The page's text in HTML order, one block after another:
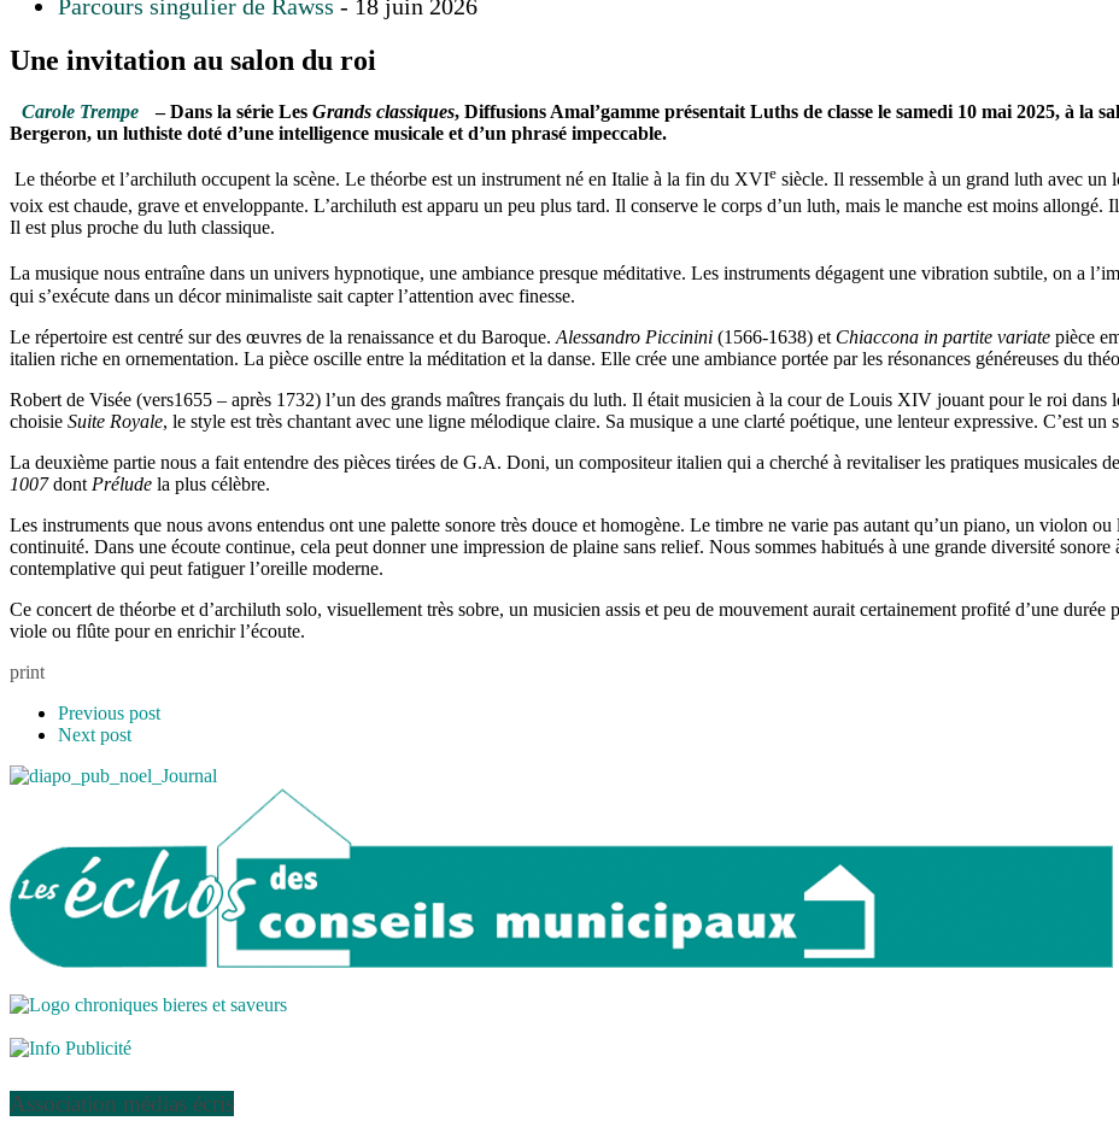
Parcours singulier de Rawss - 18 juin 2026
Une invitation au salon du roi
Carole Trempe –Dans la série Les Grands classiques, Diffusions Amal’gamme présentait Luths de classe le samedi 10 mai 2025, à la
Bergeron, un luthiste doté d’une intelligence musicale et d’un phrasé impeccable.
Le théorbe et l’archiluth occupent la scène. Le théorbe est un instrument né en Italie à la fin du XVIe siècle. Il ressemble à un grand luth avec un
voix est chaude, grave et enveloppante. L’archiluth est apparu un peu plus tard. Il conserve le corps d’un luth, mais le manche est moins
Il est plus proche du luth classique.
La musique nous entraîne dans un univers hypnotique, une ambiance presque méditative. Les instruments dégagent une vibration subtile, on a
qui s’exécute dans un décor minimaliste sait capter l’attention avec finesse.
Le répertoire est centré sur des œuvres de la renaissance et du Baroque. Alessandro Piccinini (1566-1638) et Chiaccona in partite variate pièce
italien riche en ornementation. La pièce oscille entre la méditation et la danse. Elle crée une ambiance portée par les résonances généreuses du
Robert de Visée (vers1655 – après 1732) l’un des grands maîtres français du luth. Il était musicien à la cour de Louis XIV jouant pour le roi dans
choisie Suite Royale, le style est très chantant avec une ligne mélodique claire. Sa musique a une clarté poétique, une lenteur expressive. C’est
La deuxième partie nous a fait entendre des pièces tirées de G.A. Doni, un compositeur italien qui a cherché à revitaliser les pratiques musicales
1007dont Prélude la plus célèbre.
Les instruments que nous avons entendus ont une palette sonore très douce et homogène. Le timbre ne varie pas autant qu’un piano, un violon
continuité. Dans une écoute continue, cela peut donner une impression de plaine sans relief. Nous sommes habitués à une grande diversité
contemplative qui peut fatiguer l’oreille moderne.
Ce concert de théorbe et d’archiluth solo, visuellement très sobre, un musicien assis et peu de mouvement aurait certainement profité d’une
viole ou flûte pour en enrichir l’écoute.
print
Previous post
Next post
Association médias écris